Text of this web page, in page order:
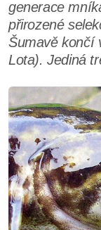
generace
přirozené
Šumavě končí
Lota). Jediná